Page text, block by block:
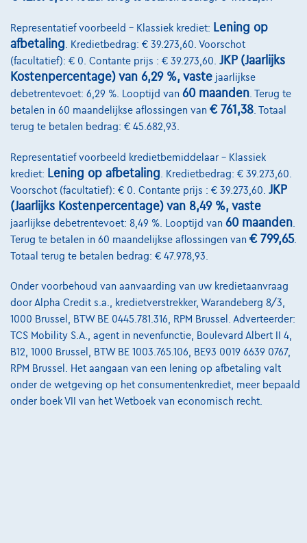
Ontdek het volledige cijfervoorbeeld
Autosphere Center Liège
Vergelijk
Bekijk wagen
Dacia Sandero
Expression | 1.0 ECO- G 100 cv | Clim | Caméra | Cruise | Carplay
Representatief voorbeeld – Klassiek krediet: Lening op
afbetaling . Kredietbedrag: € 39.273,60. Voorschot
(facultatief): € 0. Contante prijs : € 39.273,60. JKP (Jaarlijks
Kostenpercentage) van 6,29 %, vaste jaarlijkse
debetrentevoet: 6,29 %. Looptijd van 60 maanden . Terug te
betalen in 60 maandelijkse aflossingen van € 761,38 . Totaal
terug te betalen bedrag: € 45.682,93.
Representatief voorbeeld kredietbemiddelaar – Klassiek
krediet: Lening op afbetaling . Kredietbedrag: € 39.273,60.
Voorschot (facultatief): € 0. Contante prijs : € 39.273,60. JKP
(Jaarlijks Kostenpercentage) van 8,49 %, vaste
jaarlijkse debetrentevoet: 8,49 %. Looptijd van 60 maanden
Terug te betalen in 60 maandelijkse aflossingen van € 799,65.
Totaal terug te betalen bedrag: € 47.978,93.
Onder voorbehoud van aanvaarding van uw kredietaanvraag
door Alpha Credit s.a., kredietverstrekker, Warandeberg 8/3,
1000 Brussel, BTW BE 0445.781.316, RPM Brussel. Adverteerder:
TCS Mobility S.A., agent in nevenfunctie, Boulevard Albert II 4,
B12, 1000 Brussel, BTW BE 1003.765.106, BE93 0019 6639 0767,
RPM Brussel. Het aangaan van een lening op afbetaling valt
onder de wetgeving op het consumentenkrediet, meer bepaald
onder boek VII van het Wetboek van economisch recht.